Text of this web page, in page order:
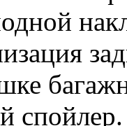
спойлер.